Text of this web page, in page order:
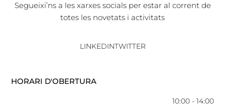
Segueixi’ns a les xarxes socials per estar al corrent de
totes les novetats i activitats
LINKEDINTWITTER
HORARI D'OBERTURA
10:00 - 14:00